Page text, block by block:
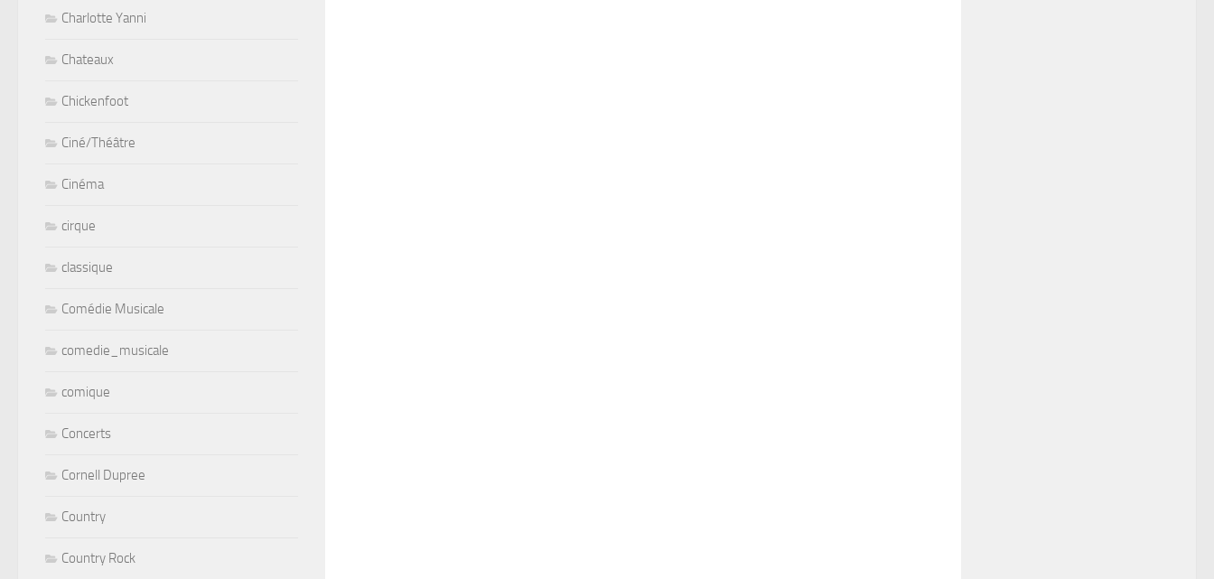
Charlotte Yanni
Chateaux
Chickenfoot
Ciné/Théâtre
Cinéma
cirque
classique
Comédie Musicale
comedie_musicale
comique
Concerts
Cornell Dupree
Country
Country Rock